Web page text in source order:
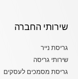
שירותי החברה
גריסת נייר
שירותי גריסה
גריסת מסמכים לעסקים